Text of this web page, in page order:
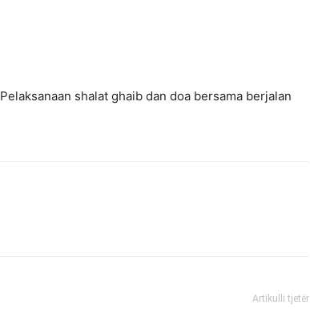
Pelaksanaan shalat ghaib dan doa bersama berjalan
Artikulli tjetër